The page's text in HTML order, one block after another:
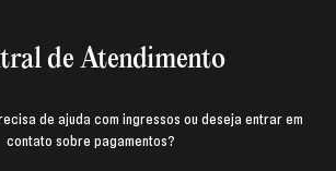
de Atendimento
de ajuda com ingressos ou deseja entrar em
contato sobre pagamentos?